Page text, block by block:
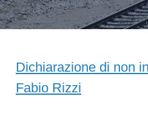
Dichiarazione di non
Fabio Rizzi